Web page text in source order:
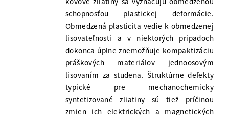
schopnosťou plastickej deformácie.
Obmedzená plasticita vedie k obmedzenej
lisovateľnosti a v niektorých pripadoch
dokonca úplne znemožňuje kompaktizáciu
práškových materiálov jednoosovým
lisovaním za studena. Štruktúrne defekty
typické pre mechanochemicky
syntetizované zliatiny sú tiež príčinou
zmien ich elektrických a magnetických